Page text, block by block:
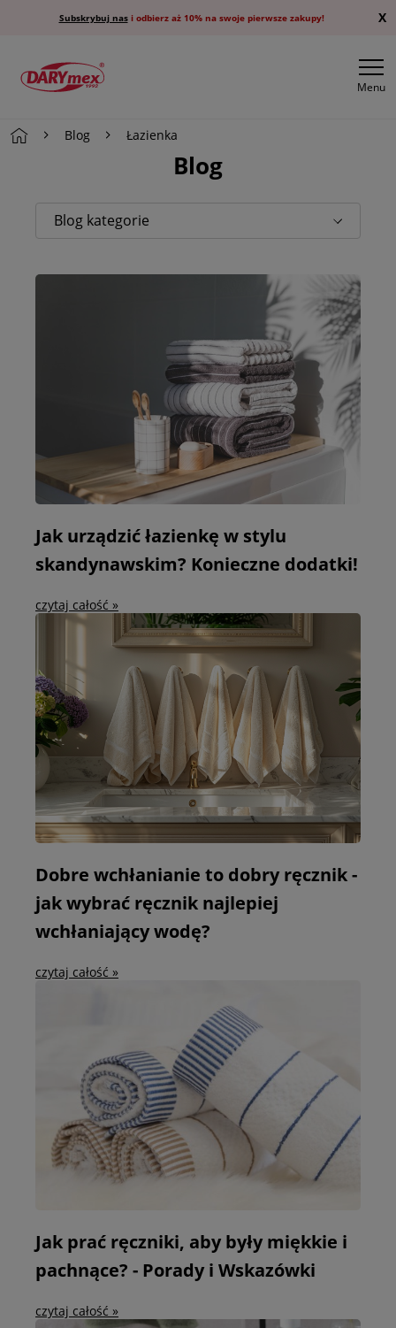
Subskrybuj nasi odbierz aż 10% na swoje pierwsze zakupy! X
Menu
Blog Łazienka
Blog
Blog kategorie
Jak urządzić łazienkę w stylu
skandynawskim? Konieczne dodatki!
czytaj całość »
Dobre wchłanianie to dobry ręcznik -
jak wybrać ręcznik najlepiej
wchłaniający wodę?
czytaj całość »
Jak prać ręczniki, aby były miękkie i
pachnące? - Porady i Wskazówki
czytaj całość »